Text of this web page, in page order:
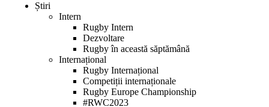
Știri
Intern
Rugby Intern
Dezvoltare
Rugby în această săptămână
Internațional
Rugby Internațional
Competiții internaționale
Rugby Europe Championship
#RWC2023